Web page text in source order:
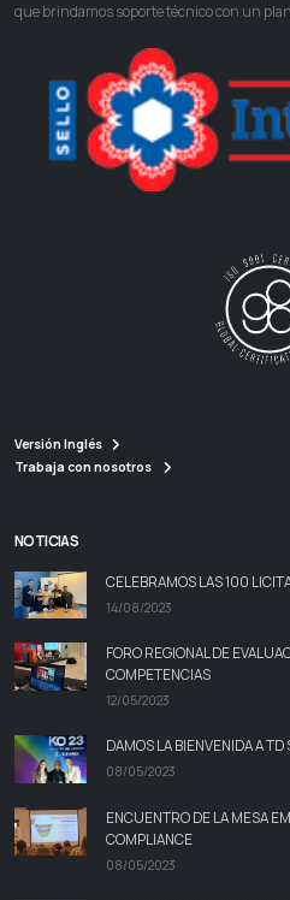
que brindamos soporte técnico con un
Versión Inglés
Trabaja con nosotros
NOTICIAS
CELEBRAMOS LAS 100
14/08/2023
FORO REGIONAL DE
COMPETENCIAS
12/05/2023
DAMOS LA BIENVENIDA A TD
08/05/2023
ENCUENTRO DE LA MESA
COMPLIANCE
08/05/2023